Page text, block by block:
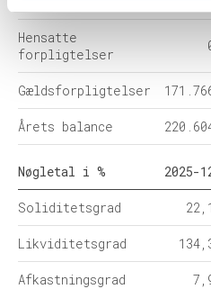
Hensatte
forpligtelser
Gældsforpligtelser
Årets balance
Nøgletal i % 2025-
Soliditetsgrad 22,1
Likviditetsgrad
Afkastningsgrad